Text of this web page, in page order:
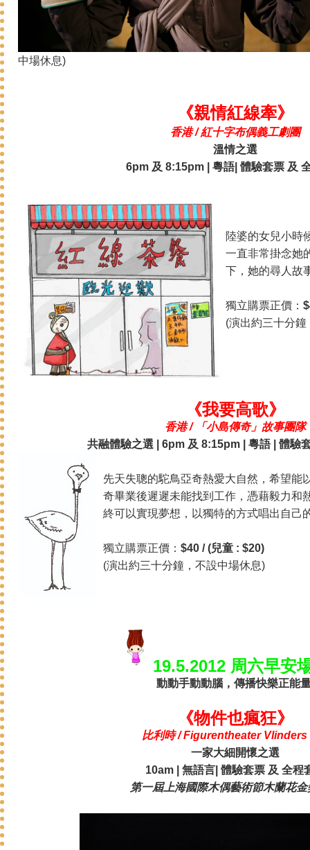
中場休息)
《親情紅線牽》
香港 / 紅十字布偶義工劇團
溫情之選
6pm 及 8:15pm | 粵語| 體驗套票 及
陸婆的女兒小時
一直非常掛念她
下，她的尋人故
獨立購票正價：
(演出約三十分
《我要高歌》
香港 / 「小島傳奇」故事團隊
共融體驗之選 | 6pm 及 8:15pm | 粵語 | 體驗
先天失聰的駝鳥亞奇熱愛大自然，希望能
奇畢業後遲遲未能找到工作，憑藉毅力和
終可以實現夢想，以獨特的方式唱出自己
獨立購票正價： $40 / (兒童 : $20)
(演出約三十分鐘，不設中場休息)
19.5.2012 周六早安
動動手動動腦，傳播快樂正能
《物件也瘋狂》
比利時 / Figurentheater Vlinders
一家大細開懷之選
10am | 無語言| 體驗套票 及 全程
第一屆上海國際木偶藝術節木蘭花金